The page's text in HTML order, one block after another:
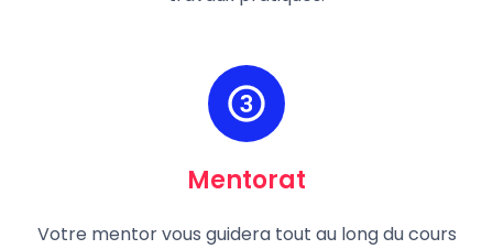
Mentorat
Votre mentor vous guidera tout au long du cours